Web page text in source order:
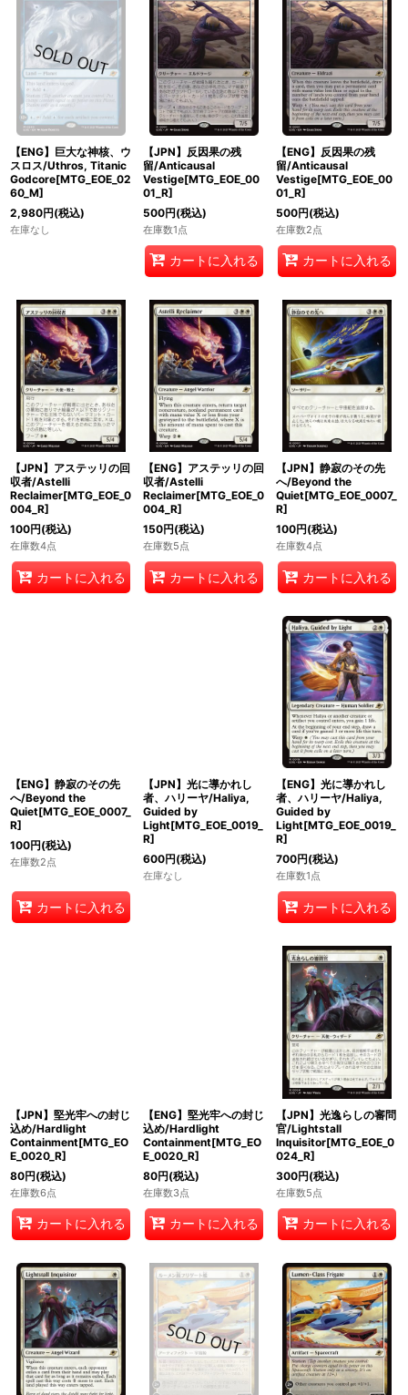
【ENG】巨大な神核、ウ
スロス/Uthros, Titanic
Godcore[MTG_EOE_02
60_M]
2,980円(税込)
在庫なし
【JPN】反因果の残
留/Anticausal
Vestige[MTG_EOE_00
01_R]
500円(税込)
在庫数1点
カートに入れる
【ENG】反因果の残
留/Anticausal
Vestige[MTG_EOE_00
01_R]
500円(税込)
在庫数2点
カートに入れる
【JPN】アステッリの回
収者/Astelli
Reclaimer[MTG_EOE_0
004_R]
100円(税込)
在庫数4点
カートに入れる
【ENG】アステッリの回
収者/Astelli
Reclaimer[MTG_EOE_0
004_R]
150円(税込)
在庫数5点
カートに入れる
【JPN】静寂のその先
へ/Beyond the
Quiet[MTG_EOE_0007_
R]
100円(税込)
在庫数4点
カートに入れる
【ENG】静寂のその先
へ/Beyond the
Quiet[MTG_EOE_0007_
R]
100円(税込)
在庫数2点
カートに入れる
【JPN】光に導かれし
者、ハリーヤ/Haliya,
Guided by
Light[MTG_EOE_0019_
R]
600円(税込)
在庫なし
【ENG】光に導かれし
者、ハリーヤ/Haliya,
Guided by
Light[MTG_EOE_0019_
R]
700円(税込)
在庫数1点
カートに入れる
【JPN】堅光牢への封じ
込め/Hardlight
Containment[MTG_EO
E_0020_R]
80円(税込)
在庫数6点
カートに入れる
【ENG】堅光牢への封じ
込め/Hardlight
Containment[MTG_EO
E_0020_R]
80円(税込)
在庫数3点
カートに入れる
【JPN】光逸らしの審問
官/Lightstall
Inquisitor[MTG_EOE_0
024_R]
300円(税込)
在庫数5点
カートに入れる